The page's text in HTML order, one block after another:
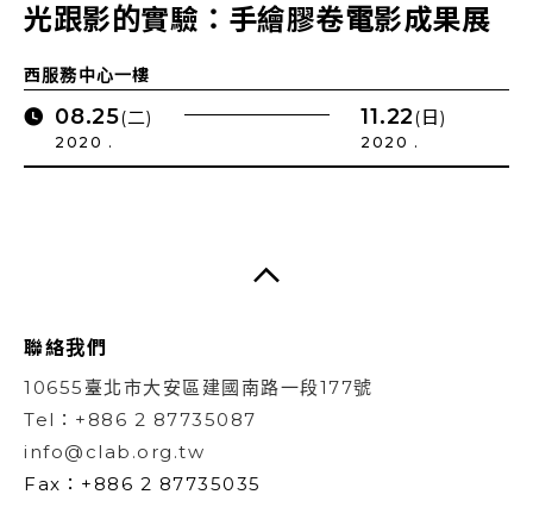
光跟影的實驗：手繪膠卷電影成果展
西服務中心一樓
08.25(二)
2020 .
11.22(日)
2020 .
聯絡我們
10655臺北市大安區建國南路一段177號
Tel：+886 2 87735087
info@clab.org.tw
Fax：+886 2 87735035